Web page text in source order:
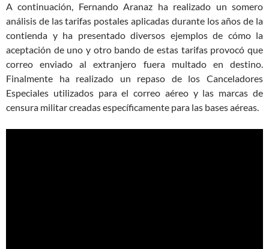
A continuación, Fernando Aranaz ha realizado un somero
análisis de las tarifas postales aplicadas durante los años de la
contienda y ha presentado diversos ejemplos de cómo la
aceptación de uno y otro bando de estas tarifas provocó que
correo enviado al extranjero fuera multado en destino.
Finalmente ha realizado un repaso de los Canceladores
Especiales utilizados para el correo aéreo y las marcas de
censura militar creadas específicamente para las bases aéreas.